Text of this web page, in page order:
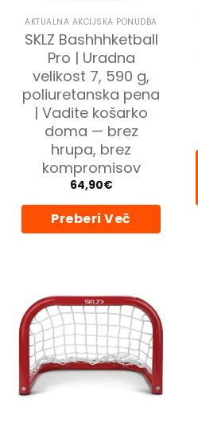
AKTUALNA AKCIJSKA PONUDBA
SKLZ Bashhhketball
Pro | Uradna
velikost 7, 590 g,
poliuretanska pena
| Vadite košarko
doma — brez
hrupa, brez
kompromisov
64,90€
Preberi Več